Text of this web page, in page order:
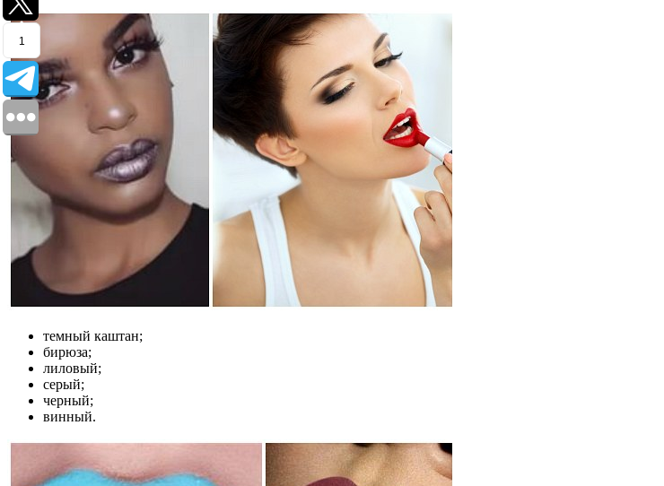
темный каштан;
бирюза;
лиловый;
серый;
черный;
винный.
1